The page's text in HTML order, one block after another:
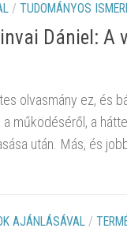
/ TUDOMÁNYOS
Dániel:
olvasmány ez, és
működéséről, a
után. Más, és
AJÁNLÁSÁVAL /